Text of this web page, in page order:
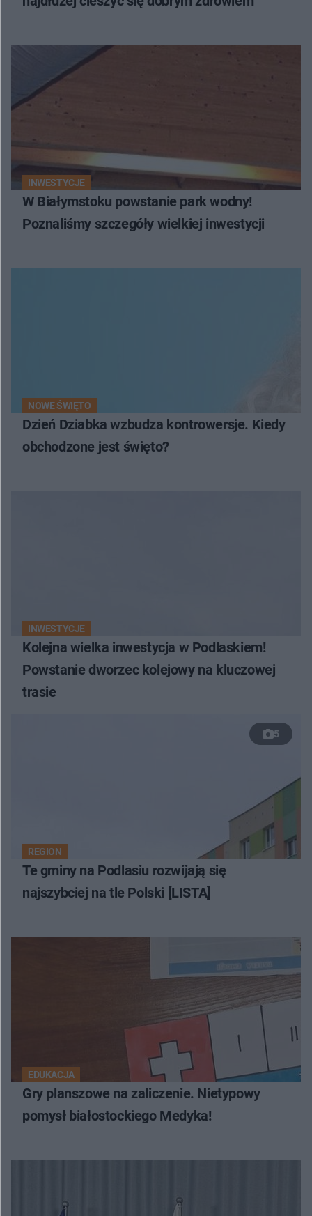
INWESTYCJE
W Białymstoku powstanie park wodny!
Poznaliśmy szczegóły wielkiej inwestycji
NOWE ŚWIĘTO
Dzień Dziabka wzbudza kontrowersje. Kiedy
obchodzone jest święto?
INWESTYCJE
Kolejna wielka inwestycja w Podlaskiem!
Powstanie dworzec kolejowy na kluczowej
trasie
5
REGION
Te gminy na Podlasiu rozwijają się
najszybciej na tle Polski [LISTA]
EDUKACJA
Gry planszowe na zaliczenie. Nietypowy
pomysł białostockiego Medyka!